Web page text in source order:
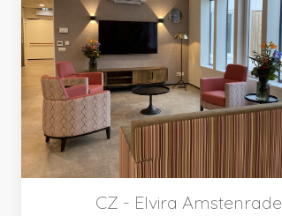
CZ - Elvira Amstenrade